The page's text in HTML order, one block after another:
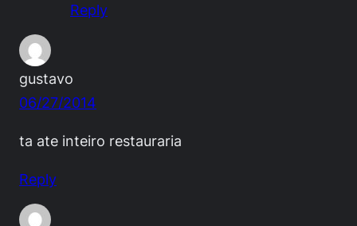
Reply
gustavo
06/27/2014
ta ate inteiro restauraria
Reply